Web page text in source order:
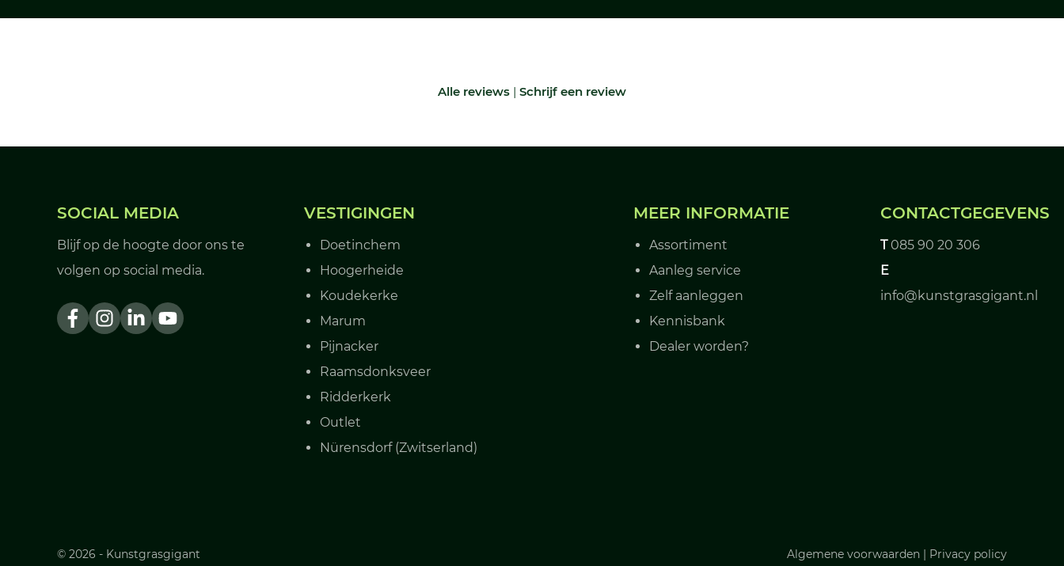
Alle reviews | Schrijf een review
SOCIAL MEDIA
Blijf op de hoogte door ons te
volgen op social media.
VESTIGINGEN
Doetinchem
Hoogerheide
Koudekerke
Marum
Pijnacker
Raamsdonksveer
Ridderkerk
Outlet
Nürensdorf (Zwitserland)
MEER INFORMATIE
Assortiment
Aanleg service
Zelf aanleggen
Kennisbank
Dealer worden?
CONTACTGEGEVENS
T 085 90 20 306
E
info@kunstgrasgigant.nl
© 2026 - Kunstgrasgigant Algemene voorwaarden Privacy policy